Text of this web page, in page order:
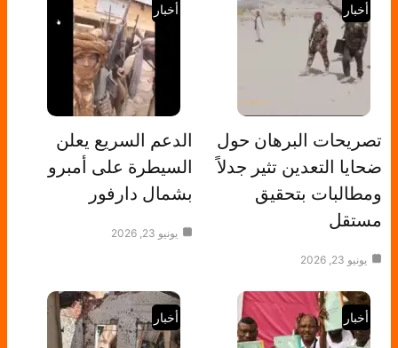
أخبار
تصريحات البرهان حول
ضحايا التعدين تثير جدلاً
ومطالبات بتحقيق
مستقل
يونيو 23, 2026
أخبار
الدعم السريع يعلن
السيطرة على أمبرو
بشمال دارفور
يونيو 23, 2026
أخبار أخبار